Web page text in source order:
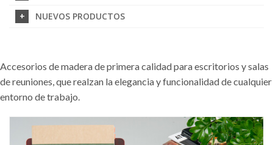
NUEVOS PRODUCTOS
Accesorios de madera de primera calidad para escritorios y salas
de reuniones, que realzan la elegancia y funcionalidad de cualquier
entorno de trabajo.